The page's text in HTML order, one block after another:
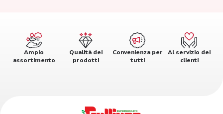
Ampio
assortimento
Qualità dei
prodotti
Convenienza per
tutti
Al servizio dei
clienti